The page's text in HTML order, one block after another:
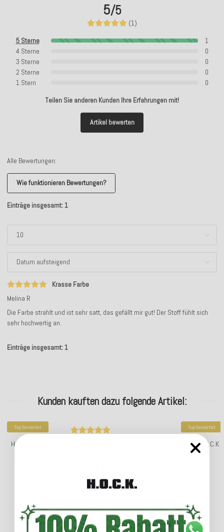
5/5
(1)
5 Sterne
1
4 Sterne
0
3 Sterne
0
2 Sterne
0
1 Stern
0
Teilen Sie anderen Kunden Ihre Erfahrungen mit!
Artikel bewerten
Alle Bewertungen:
Wie funktionieren Bewertungen?
Einträge insgesamt: 1
Krasse Farbe
Melina R
Die Farbe strahlt und ist sehr satt, das gefällt mir gut! Der Stoff fühlt sich
sehr hochwertig an.
Einträge insgesamt: 1
Kunden kauften dazu folgende Artikel:
Top bewertet
H.O.C.K. Classic Uni Outdoor Kissen 50x50cm PIPE orange
Lieferzeit: ca. 2-4 Werktage
Top bewertet